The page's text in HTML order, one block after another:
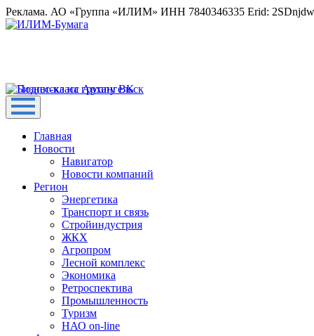
Реклама. АО «Группа «ИЛИМ» ИНН 7840346335 Erid:
Главная
Новости
Навигатор
Новости компаний
Регион
Энергетика
Транспорт и связь
Стройиндустрия
ЖКХ
Агропром
Лесной комплекс
Экономика
Ретроспектива
Промышленность
Туризм
НАО on-line